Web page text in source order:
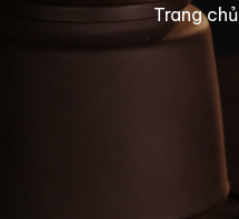
Trang chủ